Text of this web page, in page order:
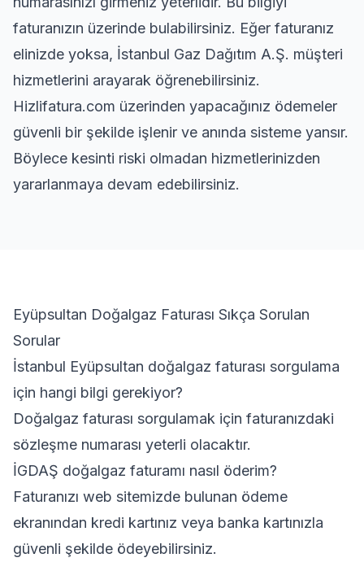
faturanızın üzerinde bulabilirsiniz. Eğer faturanız
elinizde yoksa, İstanbul Gaz Dağıtım A.Ş. müşteri
hizmetlerini arayarak öğrenebilirsiniz.
Hizlifatura.com üzerinden yapacağınız ödemeler
güvenli bir şekilde işlenir ve anında sisteme yansır.
Böylece kesinti riski olmadan hizmetlerinizden
yararlanmaya devam edebilirsiniz.
Eyüpsultan Doğalgaz Faturası Sıkça Sorulan
Sorular
İstanbul Eyüpsultan doğalgaz faturası sorgulama
için hangi bilgi gerekiyor?
Doğalgaz faturası sorgulamak için faturanızdaki
sözleşme numarası yeterli olacaktır.
İGDAŞ doğalgaz faturamı nasıl öderim?
Faturanızı web sitemizde bulunan ödeme
ekranından kredi kartınız veya banka kartınızla
güvenli şekilde ödeyebilirsiniz.